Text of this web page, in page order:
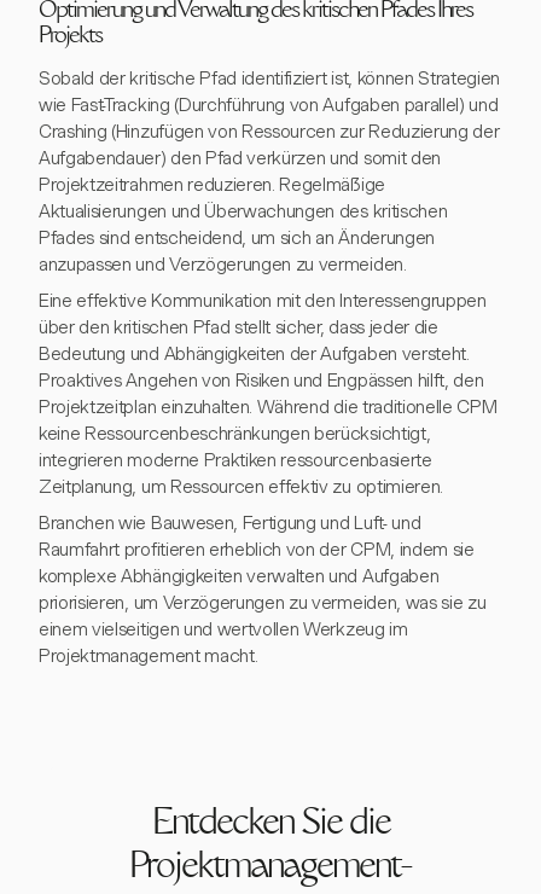
Optimierung und Verwaltung des kritischen Pfades Ihres
Projekts
Sobald der kritische Pfad identifiziert ist, können Strategien
wie Fast-Tracking (Durchführung von Aufgaben parallel) und
Crashing (Hinzufügen von Ressourcen zur Reduzierung der
Aufgabendauer) den Pfad verkürzen und somit den
Projektzeitrahmen reduzieren. Regelmäßige
Aktualisierungen und Überwachungen des kritischen
Pfades sind entscheidend, um sich an Änderungen
anzupassen und Verzögerungen zu vermeiden.
Eine effektive Kommunikation mit den Interessengruppen
über den kritischen Pfad stellt sicher, dass jeder die
Bedeutung und Abhängigkeiten der Aufgaben versteht.
Proaktives Angehen von Risiken und Engpässen hilft, den
Projektzeitplan einzuhalten. Während die traditionelle CPM
keine Ressourcenbeschränkungen berücksichtigt,
integrieren moderne Praktiken ressourcenbasierte
Zeitplanung, um Ressourcen effektiv zu optimieren.
Branchen wie Bauwesen, Fertigung und Luft- und
Raumfahrt profitieren erheblich von der CPM, indem sie
komplexe Abhängigkeiten verwalten und Aufgaben
priorisieren, um Verzögerungen zu vermeiden, was sie zu
einem vielseitigen und wertvollen Werkzeug im
Projektmanagement macht.
Entdecken Sie die
Projektmanagement-